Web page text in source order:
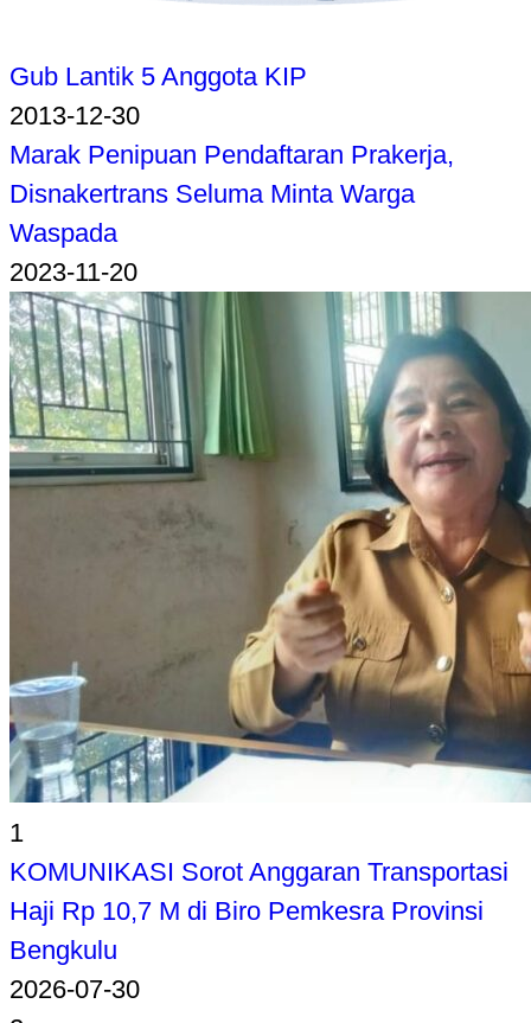
Gub Lantik 5 Anggota KIP
2013-12-30
Marak Penipuan Pendaftaran Prakerja,
Disnakertrans Seluma Minta Warga
Waspada
2023-11-20
1
KOMUNIKASI Sorot Anggaran Transportasi
Haji Rp 10,7 M di Biro Pemkesra Provinsi
Bengkulu
2026-07-30